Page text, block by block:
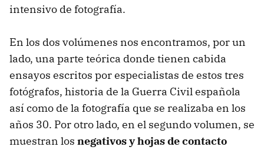
intensivo de fotografía.
En los dos volúmenes nos encontramos, por un
lado, una parte teórica donde tienen cabida
ensayos escritos por especialistas de estos tres
fotógrafos, historia de la Guerra Civil española
así como de la fotografía que se realizaba en los
años 30. Por otro lado, en el segundo volumen, se
muestran los negativos y hojas de contacto